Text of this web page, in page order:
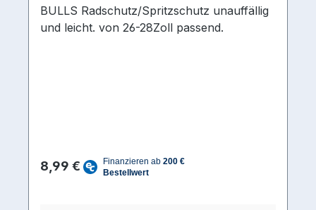
BULLS Radschutz/Spritzschutz unauffällig
und leicht. von 26-28Zoll passend.
8,99 €